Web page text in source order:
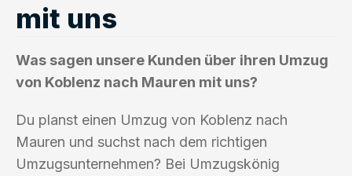
mit uns
Was sagen unsere Kunden über ihren Umzug
von Koblenz nach Mauren mit uns?
Du planst einen Umzug von Koblenz nach
Mauren und suchst nach dem richtigen
Umzugsunternehmen? Bei Umzugskönig